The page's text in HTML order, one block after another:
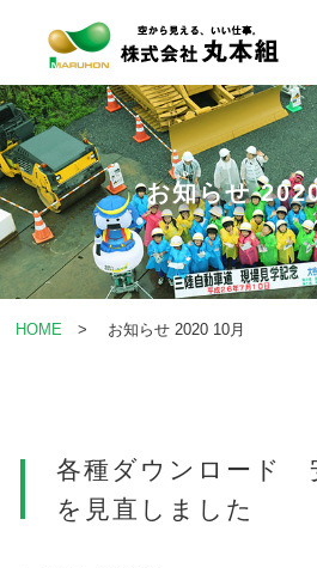
HOME
事業紹介
企業情報
施工・事業事例
お知らせ
お知らせ
HOME > お知らせ 2020 10月
各種ダウンロード
を見直しました